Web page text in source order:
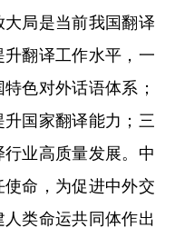
局是当前我国翻译
翻译工作水平，一
色对外话语体系；
国家翻译能力；三
业高质量发展。中
命，为促进中外交
类命运共同体作出